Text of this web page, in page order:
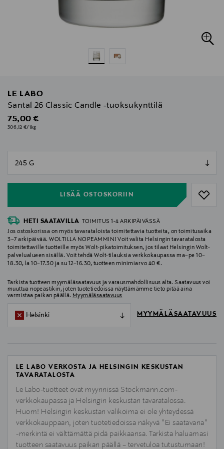
LE LABO
Santal 26 Classic Candle -tuoksukynttilä
Original Price
75,00 €
306,12 €/1kg
LISÄÄ OSTOSKORIIN
HETI SAATAVILLA
TOIMITUS 1-4 ARKIPÄIVÄSSÄ
Jos ostoskorissa on myös tavarataloista toimitettavia tuotteita, on toimitusaika
3–7 arkipäivää. WOLTILLA NOPEAMMIN! Voit valita Helsingin tavaratalosta
toimitettaville tuotteille myös Wolt-pikatoimituksen, jos tilaat Helsingin Wolt-
palvelualueen sisällä. Voit tehdä Wolt-tilauksia verkkokaupassa ma–pe 10–
18.30, la 10–17.30 ja su 12–16.30, tuotteen minimiarvo 40 €.
Tarkista tuotteen myymäläsaatavuus ja varausmahdollisuus alta. Saatavuus voi
muuttua nopeastikin, joten tuotetiedoissa näyttämämme tieto pitää aina
varmistaa paikan päällä. Myymäläsaatavuus
Helsinki MYYMÄLÄSAATAVUUS
LE LABO VERKOSTA JA HELSINGIN KESKUSTAN
TAVARATALOSTA
Le Labo-tuotteet ovat myynnissä Stockmann.com-
verkkokaupassa ja Helsingin keskustan tavaratalossa.
Huom! Helsingin keskustan valikoima ei ole yhteydessä
verkkokauppaan, joten tuotetiedoissa näkyvä "Ei saatavana"
-merkintä ei välttämättä pidä paikkaansa. Tarkista haluamasi
tuotteen saatavuus paikan päällä – tervetuloa tutustumaan!